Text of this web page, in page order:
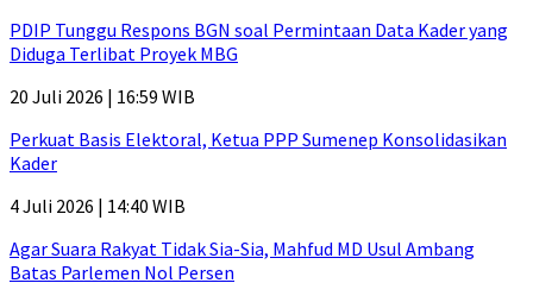
PDIP Tunggu Respons BGN soal Permintaan Data Kader yang
Diduga Terlibat Proyek MBG
20 Juli 2026 | 16:59 WIB
Perkuat Basis Elektoral, Ketua PPP Sumenep Konsolidasikan
Kader
4 Juli 2026 | 14:40 WIB
Agar Suara Rakyat Tidak Sia-Sia, Mahfud MD Usul Ambang
Batas Parlemen Nol Persen